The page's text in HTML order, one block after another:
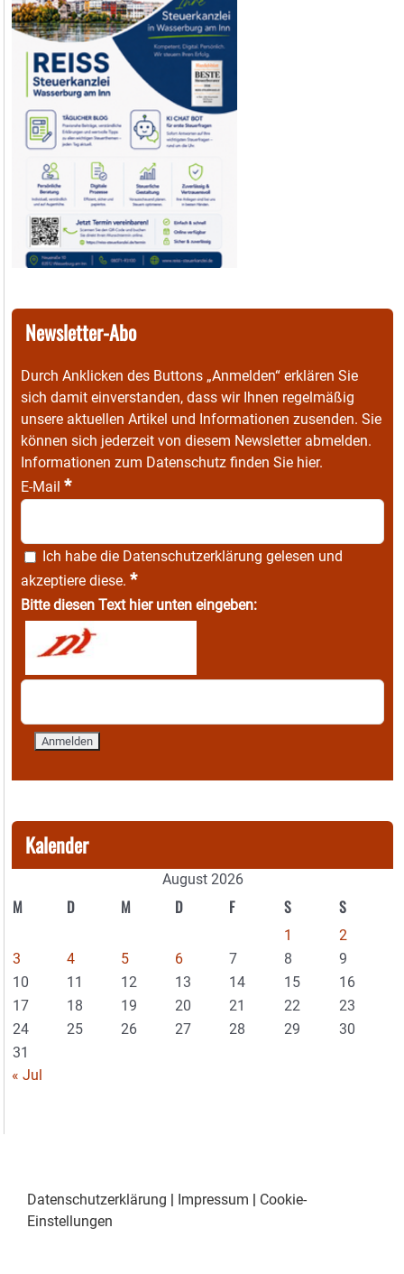
Newsletter-Abo
Durch Anklicken des Buttons „Anmelden“ erklären Sie
sich damit einverstanden, dass wir Ihnen regelmäßig
unsere aktuellen Artikel und Informationen zusenden. Sie
können sich jederzeit von diesem Newsletter abmelden.
Informationen zum Datenschutz finden Sie hier.
E-Mail *
Ich habe die Datenschutzerklärung gelesen und
akzeptiere diese. *
Bitte diesen Text hier unten eingeben:
Kalender
August 2026
M D M D F S S
1
2
3
4 5 6 7 8
9
10
11 12 13 14 15
16
17
18 19 20 21 22
23
24
25 26 27 28 29
30
31
« Jul
Datenschutzerklärung | Impressum | Cookie-
Einstellungen